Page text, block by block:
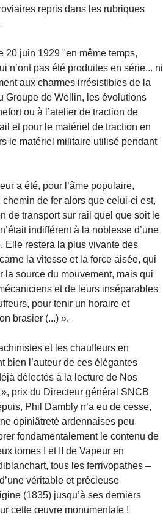
repris dans les rubriques
20 juin 1929 "en même temps,
n’ont pas été produites en série... ni
aux charmes irrésistibles de la
Groupe de Wellin, les évolutions
ou à l’atelier de traction de
et pour le matériel de traction en
le matériel militaire utilisé pendant
a été, pour l’âme populaire,
chemin de fer alors que celui-ci est,
de transport sur rail quel que soit le
indifférent à la noblesse d’une
Elle restera la plus vivante des
la vitesse et la force aisée, qui
la source du mouvement, mais qui
et de leurs inséparables
pour tenir un horaire et
brasier (...) ».
et les chauffeurs en
bien l’auteur de ces élégantes
délectés à la lecture de Nos
prix du Directeur général SNCB
Phil Dambly n’a eu de cesse,
opiniâtreté ardennaises peu
fondamentalement le contenu de
tomes I et II de Vapeur en
tous les ferrivopathes –
véritable et précieuse
(1835) jusqu’à ses derniers
cette œuvre monumentale !